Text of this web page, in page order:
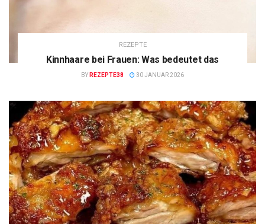
REZEPTE
Kinnhaare bei Frauen: Was bedeutet das
BY REZEPTE38 30 JANUAR 2026